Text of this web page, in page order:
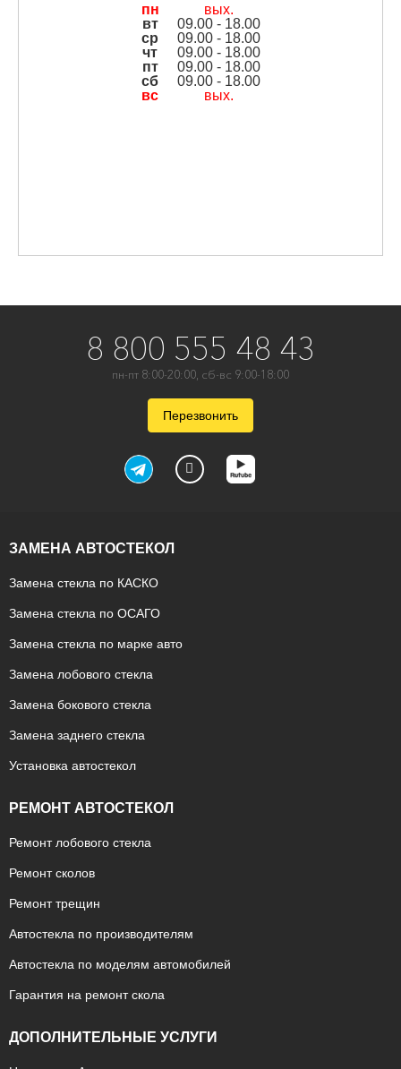
пн
вых.
вт
09.00 - 18.00
ср
09.00 - 18.00
чт
09.00 - 18.00
пт
09.00 - 18.00
сб
09.00 - 18.00
вс
вых.
8 800 555 48 43
пн-пт 8:00-20:00, сб-вс 9:00-18:00
Перезвонить
ЗАМЕНА АВТОСТЕКОЛ
Замена стекла по КАСКО
Замена стекла по ОСАГО
Замена стекла по марке авто
Замена лобового стекла
Замена бокового стекла
Замена заднего стекла
Установка автостекол
РЕМОНТ АВТОСТЕКОЛ
Ремонт лобового стекла
Ремонт сколов
Ремонт трещин
Автостекла по производителям
Автостекла по моделям автомобилей
Гарантия на ремонт скола
ДОПОЛНИТЕЛЬНЫЕ УСЛУГИ